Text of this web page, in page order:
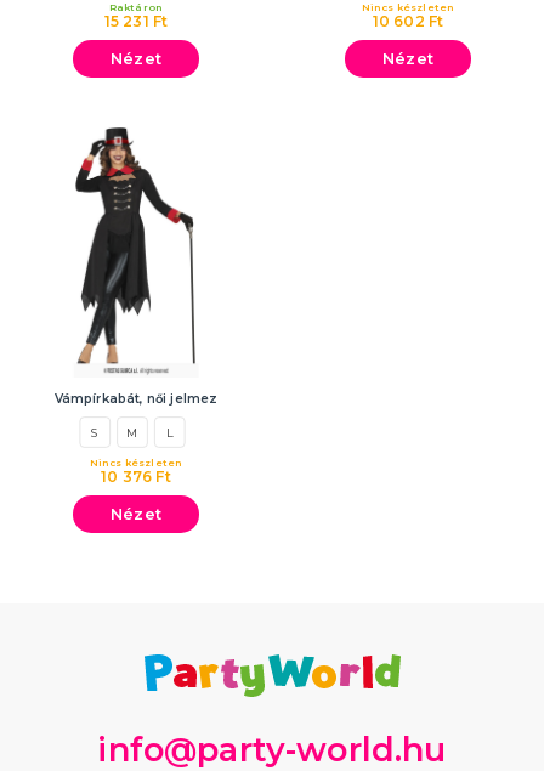
15 231 Ft
Raktáron
Nézet
10 602 Ft
Nincs készleten
Nézet
Vámpírkabát, női jelmez
S M L
10 376 Ft
Nincs készleten
Nézet
info@party-world.hu